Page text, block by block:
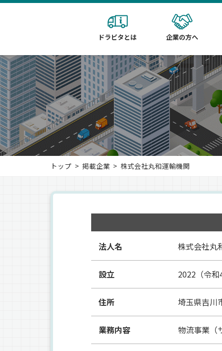
ドラピタとは 企業の方へ
トップ 掲載企業 株式会社丸和運輸機関
法人名 株式会社丸
設立 2022（令
住所 埼玉県吉川
業務内容 物流事業（